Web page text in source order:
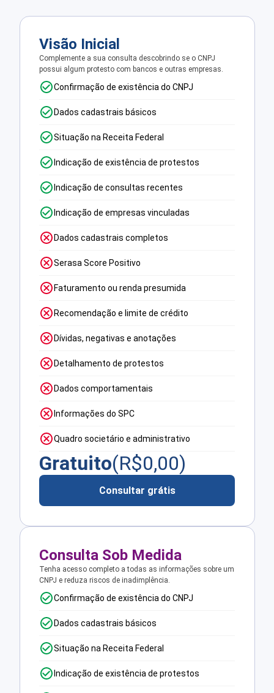
Visão Inicial
Complemente a sua consulta descobrindo se o CNPJ
possui algum protesto com bancos e outras empresas.
Confirmação de existência do CNPJ
Dados cadastrais básicos
Situação na Receita Federal
Indicação de existência de protestos
Indicação de consultas recentes
Indicação de empresas vinculadas
Dados cadastrais completos
Serasa Score Positivo
Faturamento ou renda presumida
Recomendação e limite de crédito
Dívidas, negativas e anotações
Detalhamento de protestos
Dados comportamentais
Informações do SPC
Quadro societário e administrativo
Gratuito(R$0,00)
Consultar grátis
Consulta Sob Medida
Tenha acesso completo a todas as informações sobre um
CNPJ e reduza riscos de inadimplência.
Confirmação de existência do CNPJ
Dados cadastrais básicos
Situação na Receita Federal
Indicação de existência de protestos